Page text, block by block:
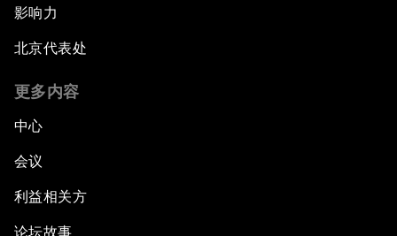
影响力
北京代表处
更多内容
中心
会议
利益相关方
论坛故事